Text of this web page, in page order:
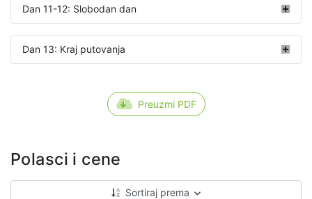
Dan 11-12: Slobodan dan
Dan 13: Kraj putovanja
Preuzmi PDF
Polasci i cene
Sortiraj prema